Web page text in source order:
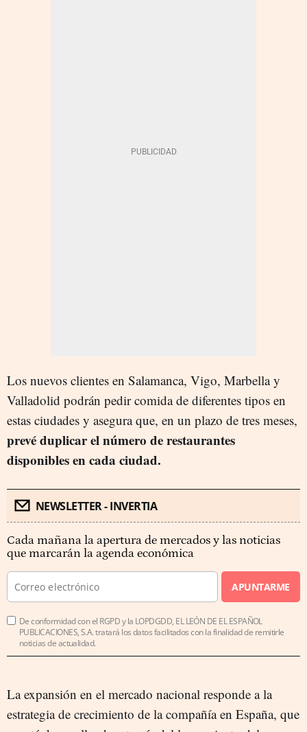
Los nuevos clientes en Salamanca, Vigo, Marbella y
Valladolid podrán pedir comida de diferentes tipos en
estas ciudades y asegura que, en un plazo de tres meses,
prevé duplicar el número de restaurantes
disponibles en cada ciudad.
NEWSLETTER - INVERTIA
Cada mañana la apertura de mercados y las noticias
que marcarán la agenda económica
APUNTARME
De conformidad con el RGPD y la LOPDGDD, EL LEÓN DE EL ESPAÑOL
PUBLICACIONES, S.A. tratará los datos facilitados con la finalidad de remitirle
noticias de actualidad.
La expansión en el mercado nacional responde a la
estrategia de crecimiento de la compañía en España, que